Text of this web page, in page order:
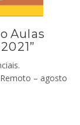
Aulas
– agosto